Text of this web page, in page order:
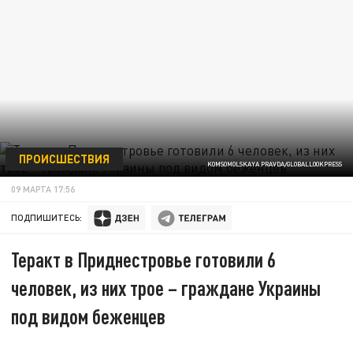
KOMSOMOLSKAYA PRAVDA/GLOBALLOOKPRESS
ПРОИСШЕСТВИЯ
09 МАРТА 17:56
ПОДПИШИТЕСЬ:
Теракт в Приднестровье готовили 6
человек, из них трое – граждане Украины
под видом беженцев